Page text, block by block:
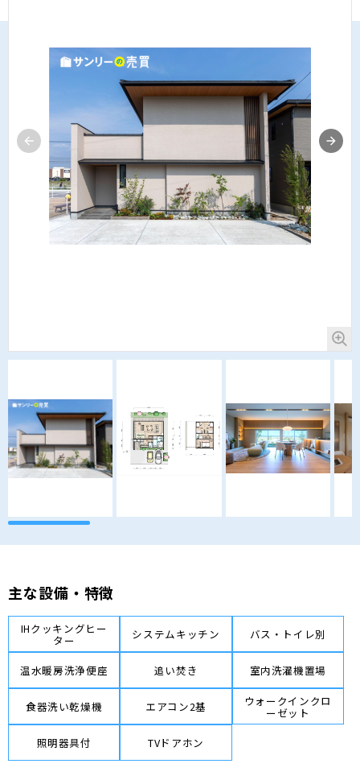
主な設備・特徴
IHクッキングヒー
ター システムキッチン バス・トイレ別
温水暖房洗浄便座 追い焚き 室内洗濯機置場
食器洗い乾燥機 エアコン2基 ウォークインクロ
ーゼット
照明器具付
TVドアホン